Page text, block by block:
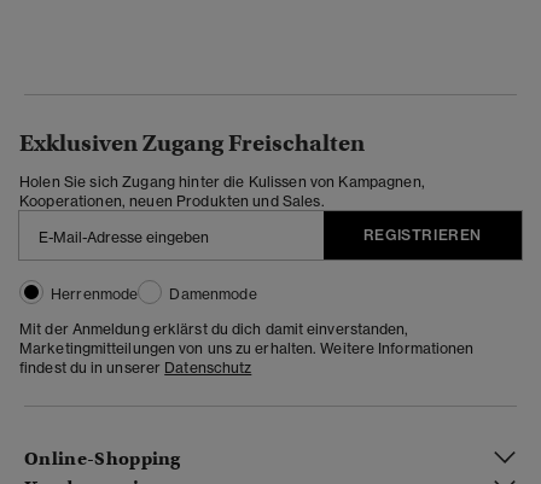
Exklusiven Zugang Freischalten
Holen Sie sich Zugang hinter die Kulissen von Kampagnen,
Kooperationen, neuen Produkten und Sales.
REGISTRIEREN
Herrenmode
Damenmode
Mit der Anmeldung erklärst du dich damit einverstanden,
Marketingmitteilungen von uns zu erhalten. Weitere Informationen
findest du in unserer Datenschutz
Online-Shopping